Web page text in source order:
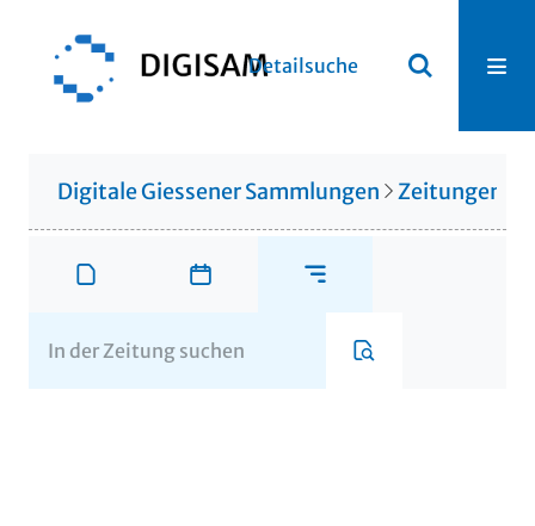
Detailsuche
Digitale Giessener Sammlungen Zeitungen